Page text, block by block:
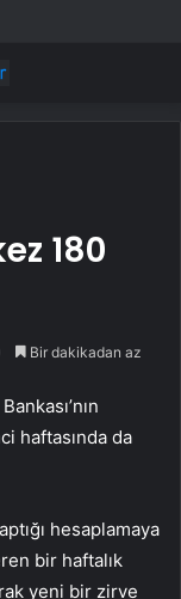
180
Bir dakikadan az
haftasında da
hesaplamaya
bir haftalık
yeni bir zirve